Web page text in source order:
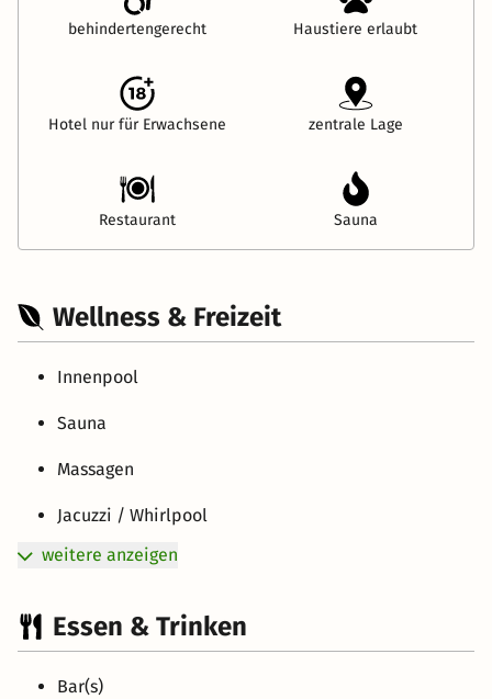
behindertengerecht Haustiere erlaubt
Hotel nur für Erwachsene zentrale Lage
Restaurant Sauna
Wellness & Freizeit
Innenpool
Sauna
Massagen
Jacuzzi / Whirlpool
weitere anzeigen
Essen & Trinken
Bar(s)